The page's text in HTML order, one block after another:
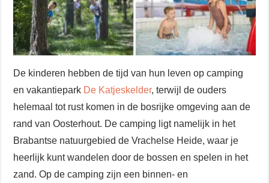
De kinderen hebben de tijd van hun leven op camping
en vakantiepark De Katjeskelder, terwijl de ouders
helemaal tot rust komen in de bosrijke omgeving aan de
rand van Oosterhout. De camping ligt namelijk in het
Brabantse natuurgebied de Vrachelse Heide, waar je
heerlijk kunt wandelen door de bossen en spelen in het
zand. Op de camping zijn een binnen- en